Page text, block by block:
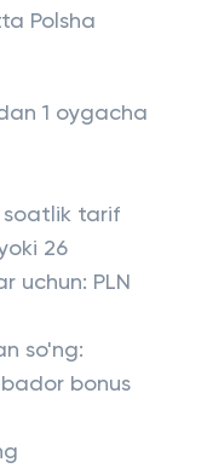
Polsha
1 oygacha
tarif
26
uchun: PLN
so'ng:
bonus